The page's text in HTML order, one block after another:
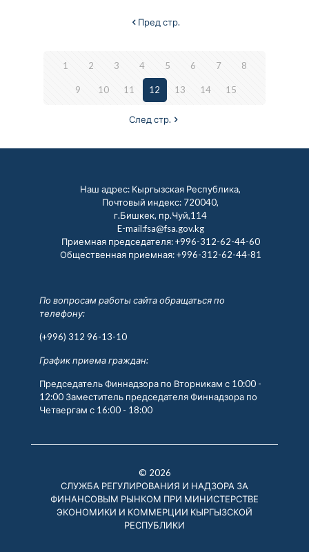
Пред стр.
1 2 3 4 5 6 7 8
9 10 11 12 13 14 15
След стр.
Наш адрес: Кыргызская Республика,
Почтовый индекс: 720040,
г.Бишкек, пр.Чуй,114
E-mail:fsa@fsa.gov.kg
Приемная председателя:+996-312-62-44-60
Общественная приемная:+996-312-62-44-81
По вопросам работы сайта обращаться по
телефону:
(+996) 312 96-13-10
График приема граждан:
Председатель Финнадзора по Вторникам с 10:00 -
12:00 Заместитель председателя Финнадзора по
Четвергам с 16:00 - 18:00
© 2026
СЛУЖБА РЕГУЛИРОВАНИЯ И НАДЗОРА ЗА
ФИНАНСОВЫМ РЫНКОМ ПРИ МИНИСТЕРСТВЕ
ЭКОНОМИКИ И КОММЕРЦИИ КЫРГЫЗСКОЙ
РЕСПУБЛИКИ